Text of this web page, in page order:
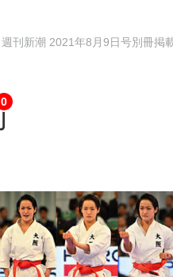
週刊新潮 2021年8月9日号別冊掲
0